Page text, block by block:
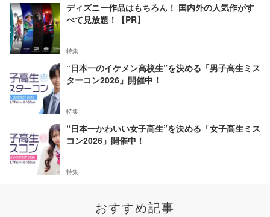
ディズニー作品はもちろん！ 国内外の人気作がす
べて見放題！【PR】
特集
“日本一のイケメン高校生”を決める「男子高生ミス
ターコン2026」開催中！
特集
“日本一かわいい女子高生”を決める「女子高生ミス
コン2026」開催中！
特集
おすすめ記事